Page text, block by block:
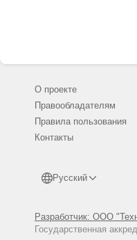
О проекте
Правообладателям
Правила пользования
Контакты
Русский
Разработчик: ООО
Государственная